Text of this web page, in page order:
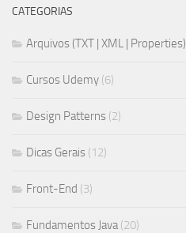
CATEGORIAS
Arquivos (TXT | XML | Properties)
Cursos Udemy (6)
Design Patterns (2)
Dicas Gerais (12)
Front-End (3)
Fundamentos Java(20)